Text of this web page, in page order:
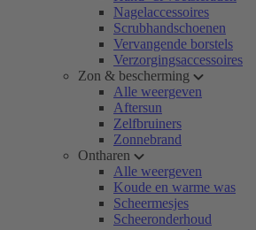
Nagelaccessoires
Scrubhandschoenen
Vervangende borstels
Verzorgingsaccessoires
Zon & bescherming
Alle weergeven
Aftersun
Zelfbruiners
Zonnebrand
Ontharen
Alle weergeven
Koude en warme was
Scheermesjes
Scheeronderhoud